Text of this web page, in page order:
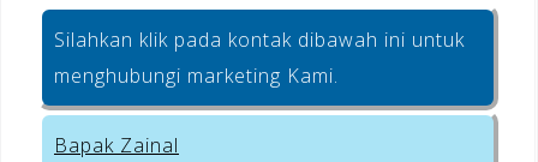
Silahkan klik pada kontak dibawah ini untuk
menghubungi marketing Kami.
Bapak Zainal